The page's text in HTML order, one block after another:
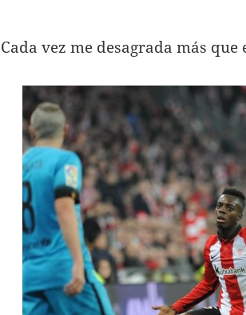
Cada vez me desagrada más